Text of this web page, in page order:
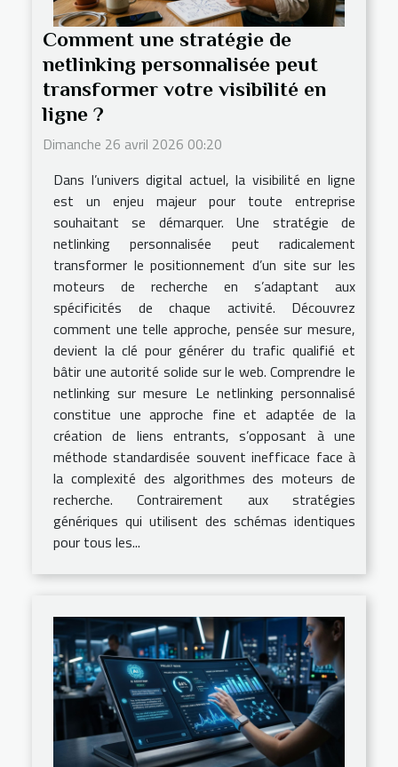
Comment une stratégie de
netlinking personnalisée peut
transformer votre visibilité en
ligne ?
Dimanche 26 avril 2026 00:20
Dans l’univers digital actuel, la visibilité en ligne
est un enjeu majeur pour toute entreprise
souhaitant se démarquer. Une stratégie de
netlinking personnalisée peut radicalement
transformer le positionnement d’un site sur les
moteurs de recherche en s’adaptant aux
spécificités de chaque activité. Découvrez
comment une telle approche, pensée sur mesure,
devient la clé pour générer du trafic qualifié et
bâtir une autorité solide sur le web. Comprendre le
netlinking sur mesure Le netlinking personnalisé
constitue une approche fine et adaptée de la
création de liens entrants, s’opposant à une
méthode standardisée souvent inefficace face à
la complexité des algorithmes des moteurs de
recherche. Contrairement aux stratégies
génériques qui utilisent des schémas identiques
pour tous les...